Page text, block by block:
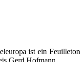
ist ein Feuilleton